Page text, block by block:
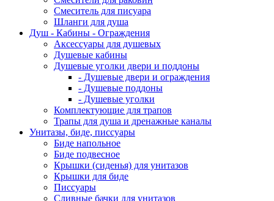
Смеситель для писуара
Шланги для душа
Душ - Кабины - Ограждения
Аксессуары для душевых
Душевые кабины
Душевые уголки двери и поддоны
- Душевые двери и ограждения
- Душевые поддоны
- Душевые уголки
Комплектующие для трапов
Трапы для душа и дренажные каналы
Унитазы, биде, писсуары
Биде напольное
Биде подвесное
Крышки (сиденья) для унитазов
Крышки для биде
Писсуары
Сливные бачки для унитазов